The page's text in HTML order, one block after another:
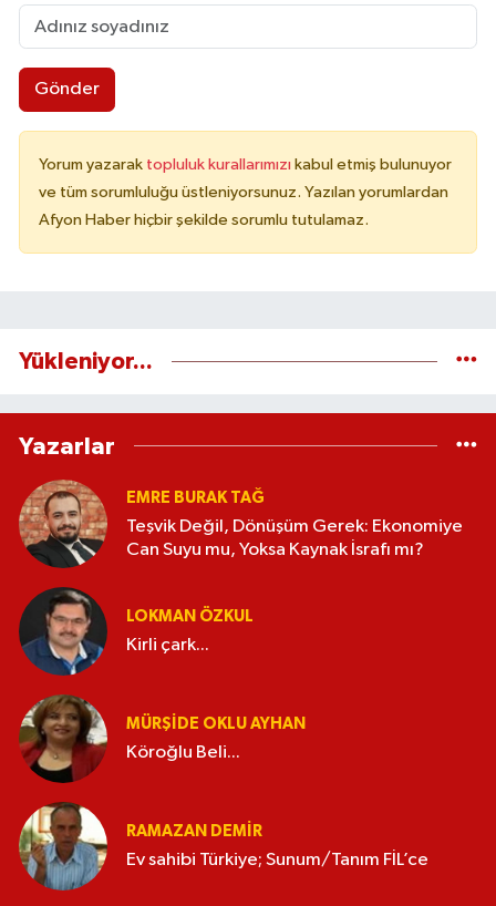
Gönder
Yorum yazarak topluluk kurallarımızı kabul etmiş bulunuyor
ve tüm sorumluluğu üstleniyorsunuz. Yazılan yorumlardan
Afyon Haber hiçbir şekilde sorumlu tutulamaz.
Yükleniyor...
Yazarlar
EMRE BURAK TAĞ
Teşvik Değil, Dönüşüm Gerek: Ekonomiye
Can Suyu mu, Yoksa Kaynak İsrafı mı?
LOKMAN ÖZKUL
Kirli çark...
MÜRŞIDE OKLU AYHAN
Köroğlu Beli...
RAMAZAN DEMİR
Ev sahibi Türkiye; Sunum/Tanım FİL’ce